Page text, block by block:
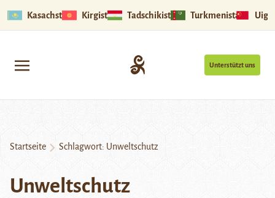
Kasachstan Kirgistan Tadschikistan Turkmenistan
Unterstützt uns
Startseite Schlagwort: Unweltschutz
Unweltschutz